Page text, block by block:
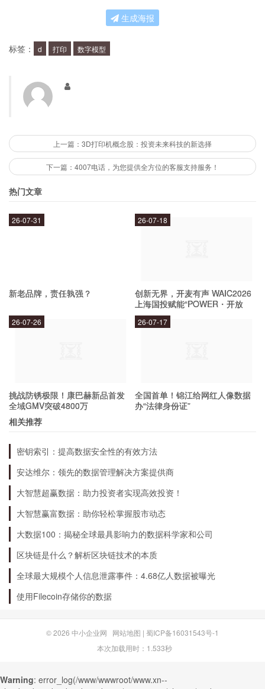
3D打印已经被广泛应用于各个领域，例如医疗、
建筑、航空航天、汽车、教育、艺术等。在医疗领
外科手术辅助工具等。在建筑领域，3D打印可以
用于制造建筑模型、零部件和结构组件等。
如何入门3D打印？
要入门3D打印，首先需要学习基本的CAD软件操
培训班，了解相关知识。此外，还可以加入一些
要提高3D打印技能，可以通过实践和学习来不断
术和趋势。
3D打印的未来发展趋势是个令人兴奋的话题。随
着新材料的不断出现和打印技术的不断革新，3D
打印将会在更多领域得到广泛应用。此外，人们对
可持续发展和环境保护的要求越来越高，3D打印
可以通过减少废品和能源消耗，实现可持续发展。
生成海报
标签： d 打印 数字模型
上一篇：3D打印机概念股：投资未来科技的新选择
下一篇：4007电话，为您提供全方位的客服支持服务！
热门文章
新老品牌，责任孰强？
26-07-31
创新无界，开麦有声 WAIC2026
上海国投赋能“POWER・开放
麦”专场成功举办
26-07-18
挑战防锈极限！康巴赫新品首发
全域GMV突破4800万
26-07-26
全国首单！锦江给网红人像数据
办“法律身份证”
26-07-17
相关推荐
密钥索引：提高数据安全性的有效方法
安达维尔：领先的数据管理解决方案提供商
大智慧超赢数据：助力投资者实现高效投资！
大智慧赢富数据：助你轻松掌握股市动态
大数据100：揭秘全球最具影响力的数据科学家和公司
区块链是什么？解析区块链技术的本质
全球最大规模个人信息泄露事件：4.68亿人数据被曝光
使用Filecoin存储你的数据
© 2026 中小企业网 网站地图 | 蜀ICP备16031543号-1
本次加载用时：1.533秒
Warning: error_log(/www/wwwroot/www.xn--